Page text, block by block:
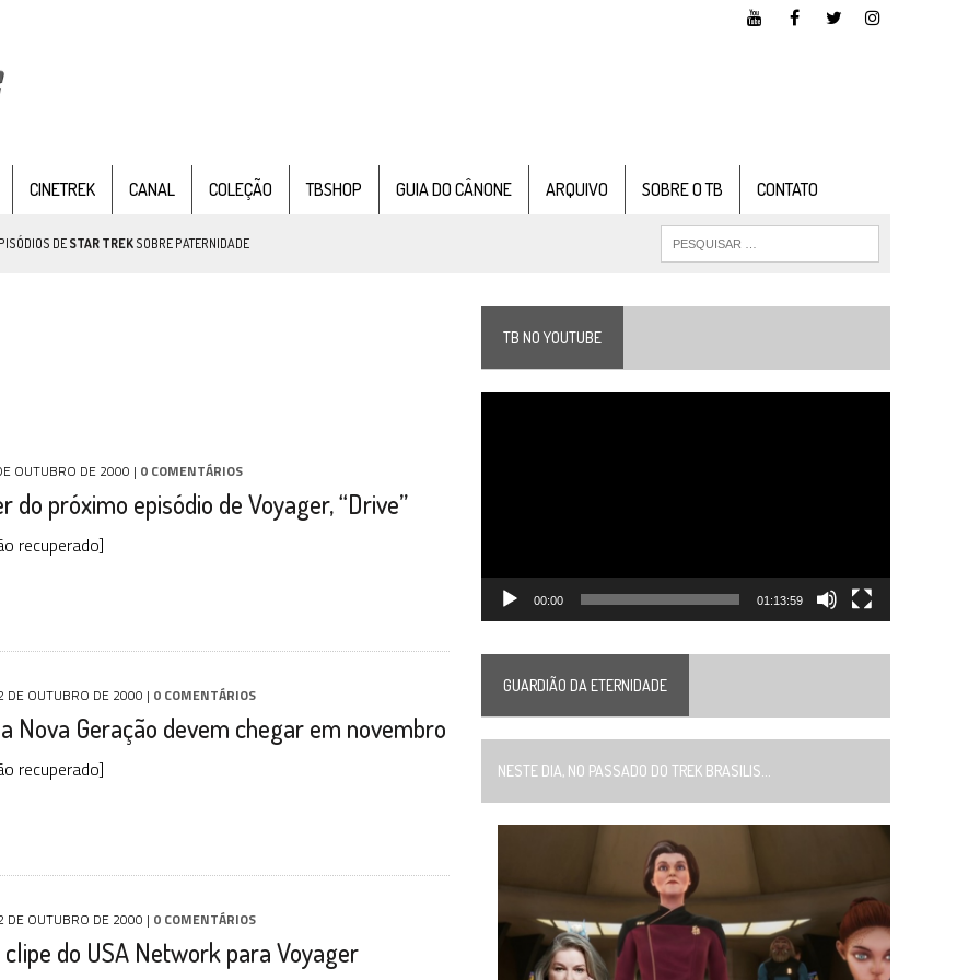
CINETREK CANAL COLEÇÃO TBSHOP GUIA DO CÂNONE ARQUIVO SOBRE O TB CONTATO
DE STAR TREK SOBRE PATERNIDADE
FILME DE FÃS AXANAR HORAS APÓS ESTREIA
– “THE GRIFFIN INCIDENT” (4×02)
OUTUBRO DE 2000 | 0 COMENTÁRIOS
do próximo episódio de Voyager, “Drive”
recuperado]
DE OUTUBRO DE 2000 | 0 COMENTÁRIOS
Nova Geração devem chegar em novembro
recuperado]
DE OUTUBRO DE 2000 | 0 COMENTÁRIOS
clipe do USA Network para Voyager
TB NO YOUTUBE
00:00 01:13:59
GUARDIÃO DA ETERNIDADE
NESTE DIA, NO PASSADO DO TREK BRASILIS...